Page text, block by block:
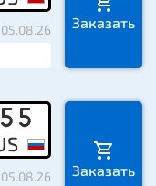
05.08.26 Заказать
55
05.08.26 Заказать